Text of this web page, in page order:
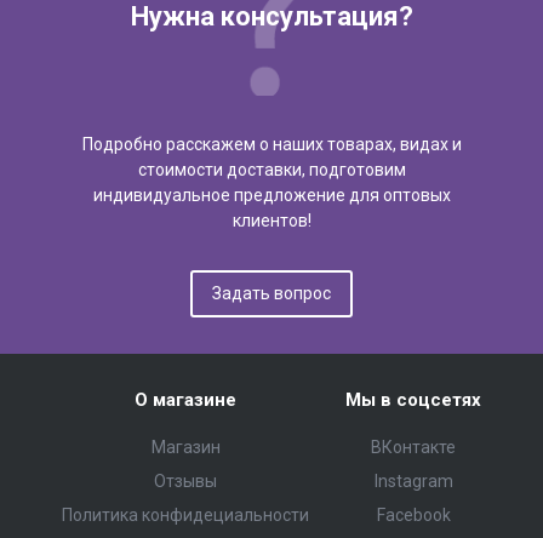
Нужна консультация?
Подробно расскажем о наших товарах, видах и
стоимости доставки, подготовим
индивидуальное предложение для оптовых
клиентов!
Задать вопрос
О магазине
Магазин
Отзывы
Политика конфидециальности
Мы в соцсетях
ВКонтакте
Instagram
Facebook